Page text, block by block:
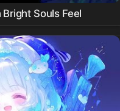
Souls Feel